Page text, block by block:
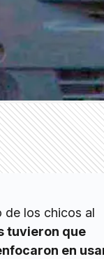
de los chicos al
tuvieron que
en